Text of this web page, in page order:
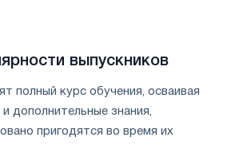
выпускников
полный курс обучения, осваивая
дополнительные знания,
пригодятся во время их